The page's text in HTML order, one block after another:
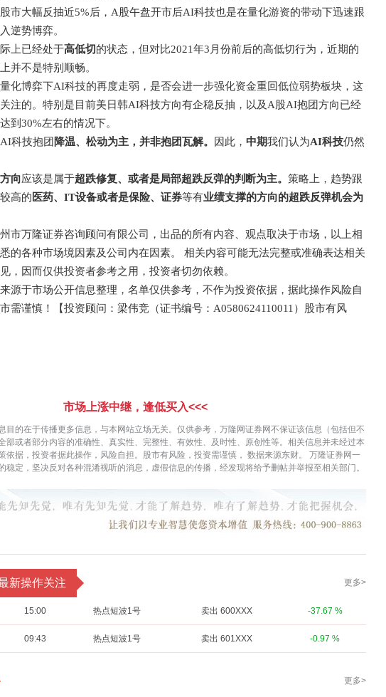
市大幅反抽近5%后，A股午盘开市后AI科技也是在量化游资的带动下迅速跟
逆势博弈。
上已经处于高低切的状态，但对比2021年3月份前后的高低切行为，近期的
并不是特别顺畅。
博弈下AI科技的再度走弱，是否会进一步强化资金重回低位弱势板块，这
注的。特别是目前美日韩AI科技方向有企稳反抽，以及A股AI抱团方向已经
到30%左右的情况下。
科技抱团 降温、松动为主，并非抱团瓦解。 因此， 中期我们认为AI科技仍然
向应该是属于超跌修复、或者是局部超跌反弹的判断为主。 策略上，趋势跟
高的 医药、IT设备或者是保险、证券等有业绩支撑的方向的超跌反弹机会为
万隆证券咨询顾问有限公司，出品的所有内容、观点取决于市场，以上相
的各种市场境因素及公司内在因素。 相关内容可能无法完整或准确表达相关
，因而仅供投资者参考之用，投资者切勿依赖。
于市场公开信息整理，名单仅供参考，不作为投资依据，据此操作风险自
需谨慎！【投资顾问：梁伟竞（证书编号：A0580624110011）股市有风
市场上涨中继，逢低买入<<<
目的在于传播更多信息，与本网站立场无关。仅供参考，万隆网证券网不保证该信息（包括但不
部或者部分内容的准确性、真实性、完整性、有效性、及时性、原创性等。相关信息并未经过本
依据，投资者据此操作，风险自担。股市有风险，投资需谨慎， 数据来源东财。
万隆证券网一
稳定，坚决反对各种混淆视听的消息，虚假信息的传播，经发现将给予删帖并举报至相关部门。
更多>
新操作关注
15:00 热点短波1号 卖出 600XXX -37.67 %
09:43 热点短波1号 卖出 601XXX -0.97 %
更多>